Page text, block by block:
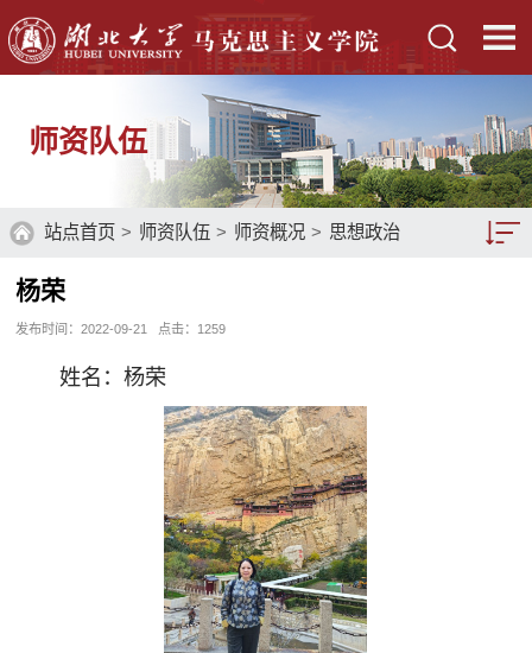
师资队伍
站点首页 > 师资队伍 > 师资概况 > 思想政治
教育系
博士生导师
杨荣
发布时间：2022-09-21 点击： 1259
姓名：杨荣